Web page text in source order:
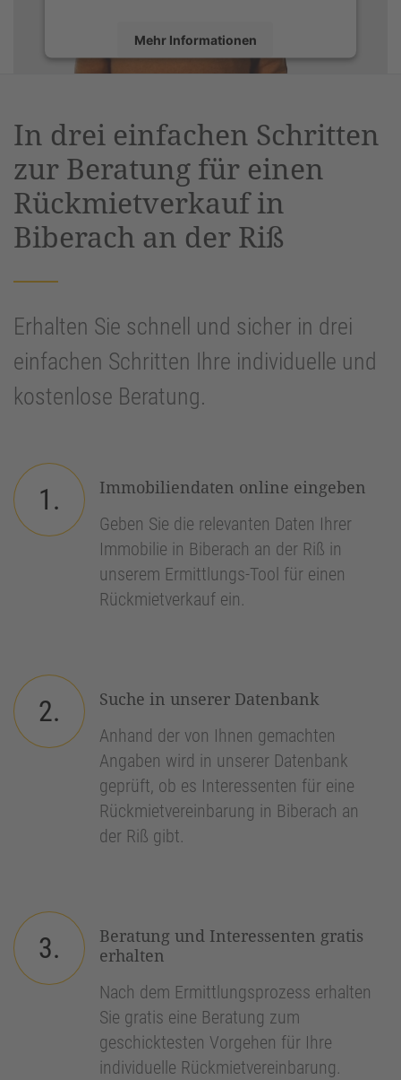
Mehr Informationen
Management Platform&eRecht24
In drei einfachen Schritten
zur Beratung für einen
Rückmietverkauf in
Biberach an der Riß
Erhalten Sie schnell und sicher in drei
einfachen Schritten Ihre individuelle und
kostenlose Beratung.
1.
Immobiliendaten online eingeben
Geben Sie die relevanten Daten Ihrer
Immobilie in Biberach an der Riß in
unserem Ermittlungs-Tool für einen
Rückmietverkauf ein.
2.
Suche in unserer Datenbank
Anhand der von Ihnen gemachten
Angaben wird in unserer Datenbank
geprüft, ob es Interessenten für eine
Rückmietvereinbarung in Biberach an
der Riß gibt.
3.
Beratung und Interessenten gratis
erhalten
Nach dem Ermittlungsprozess erhalten
Sie gratis eine Beratung zum
geschicktesten Vorgehen für Ihre
individuelle Rückmietvereinbarung.